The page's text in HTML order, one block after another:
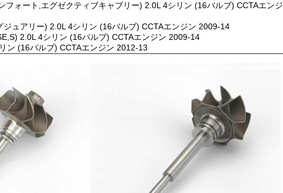
フォート,エグゼクティブキャブリー) 2.0L 4シリン (16バルブ) CCTAエンジ
ジュアリー) 2.0L 4シリン (16バルブ) CCTAエンジン 2009-14
2.0L 4シリン (16バルブ) CCTAエンジン 2009-14
ン (16バルブ) CCTAエンジン 2012-13